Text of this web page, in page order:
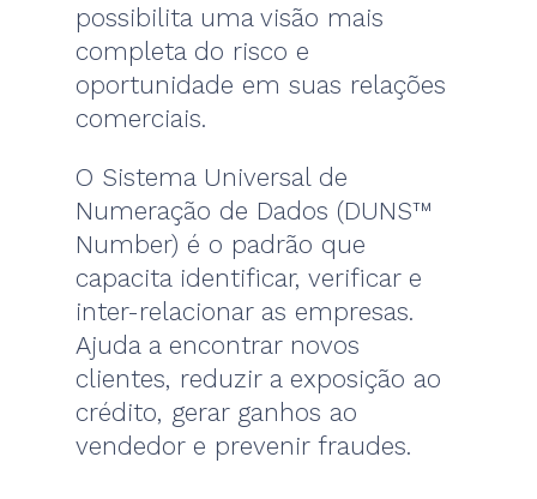
possibilita uma visão mais
completa do risco e
oportunidade em suas relações
comerciais.
O Sistema Universal de
Numeração de Dados (DUNS™
Number) é o padrão que
capacita identificar, verificar e
inter-relacionar as empresas.
Ajuda a encontrar novos
clientes, reduzir a exposição ao
crédito, gerar ganhos ao
vendedor e prevenir fraudes.